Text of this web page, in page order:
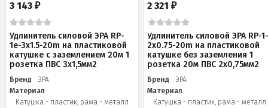
3 143 ₽
Удлинитель силовой ЭРА RP-
1e-3x1.5-20m на пластиковой
катушке c заземлением 20м 1
розетка ПВС 3х1,5мм2
Бренд
ЭРА
Материал
Катушка - пластик, рама - металл
2 321₽
Удлинитель силовой ЭРА RP-
2x0.75-20m на пластиковой
катушке без заземления 1
розетка 20м ПВС 2х0,75мм2
Бренд
ЭРА
Материал
Катушка - пластик, рама - металл